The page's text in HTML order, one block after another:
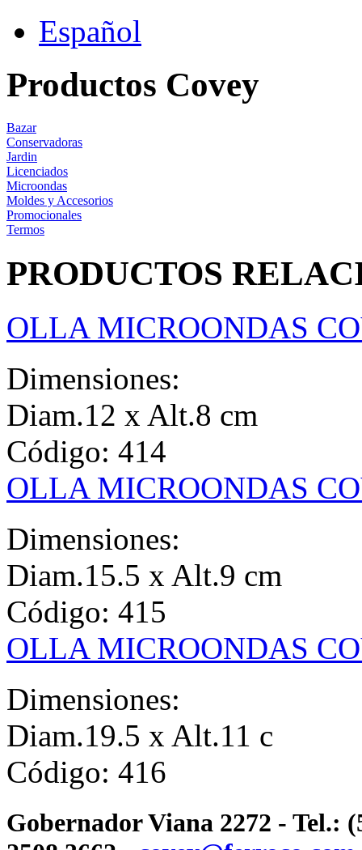
Español
Productos Covey
Bazar
Conservadoras
Jardin
Licenciados
Microondas
Moldes y Accesorios
Promocionales
Termos
PRODUCTOS
OLLA MICROONDAS
Dimensiones:
Diam.12 x Alt.8 cm
Código: 414
OLLA MICROONDAS
Dimensiones:
Diam.15.5 x Alt.9 cm
Código: 415
OLLA MICROONDAS
Dimensiones:
Diam.19.5 x Alt.11 c
Código: 416
Gobernador Viana 2272 - Tel.: